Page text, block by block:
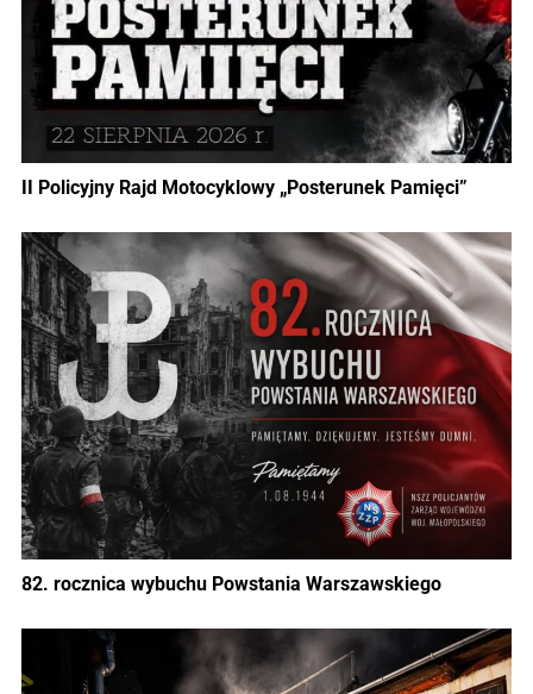
II Policyjny Rajd Motocyklowy „Posterunek Pamięci”
82. rocznica wybuchu Powstania Warszawskiego